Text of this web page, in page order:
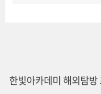
한빛아카데미 해외탐방